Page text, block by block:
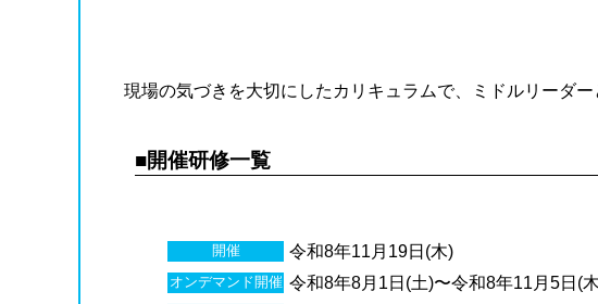
現場の気づきを大切にしたカリキュラムで、ミドルリーダ
■開催研修一覧
開催 令和8年11月19日(木)
オンデマンド開催 令和8年8月1日(土)〜令和8年11月5日(